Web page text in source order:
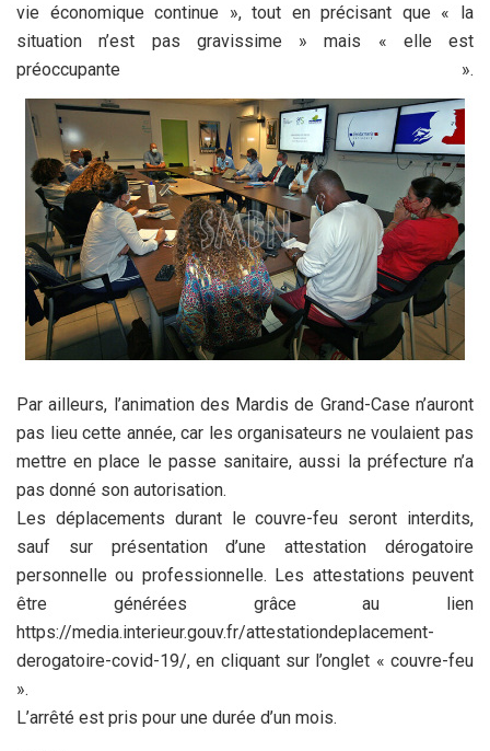
vie économique continue », tout en précisant que « la
situation n’est pas gravissime » mais « elle est
préoccupante ».
Par ailleurs, l’animation des Mardis de Grand-Case n’auront
pas lieu cette année, car les organisateurs ne voulaient pas
mettre en place le passe sanitaire, aussi la préfecture n’a
pas donné son autorisation.
Les déplacements durant le couvre-feu seront interdits,
sauf sur présentation d’une attestation dérogatoire
personnelle ou professionnelle. Les attestations peuvent
être générées grâce au lien
https://media.interieur.gouv.fr/attestationdeplacement-
derogatoire-covid-19/, en cliquant sur l’onglet « couvre-feu
».
L’arrêté est pris pour une durée d’un mois.